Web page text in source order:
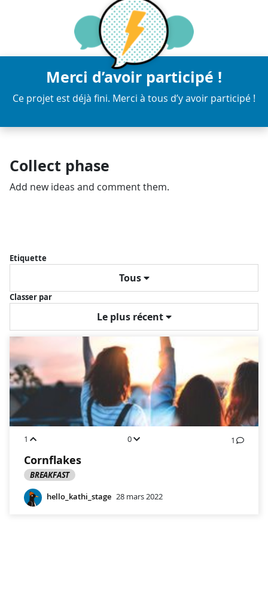
Merci d’avoir participé !
Ce projet est déjà fini. Merci à tous d’y avoir participé !
Collect phase
Add new ideas and comment them.
Etiquette
Tous
Classer par
Le plus récent
1 0 1
Cornflakes
BREAKFAST
hello_kathi_stage 28 mars 2022